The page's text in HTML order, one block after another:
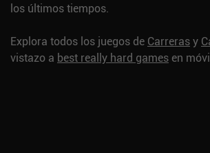
los últimos tiempos.
Explora todos los juegos de Carrerasy
vistazo a best really hard games en